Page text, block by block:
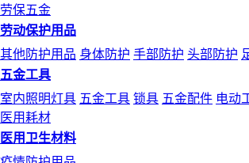
劳保五金
劳动保护用品
其他防护用品 身体防护 手部防护 头部防护
五金工具
室内照明灯具 五金工具 锁具 五金配件 电动
医用耗材
医用卫生材料